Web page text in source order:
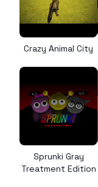
Crazy Animal City
Sprunki Gray
Treatment Edition